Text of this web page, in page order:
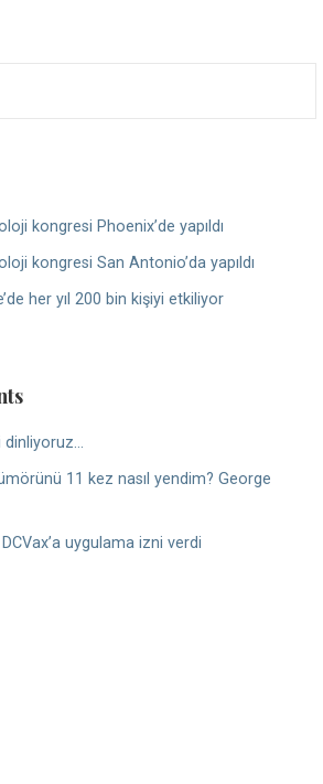
kongresi Phoenix’de yapıldı
kongresi San Antonio’da yapıldı
her yıl 200 bin kişiyi etkiliyor
dinliyoruz…
11 kez nasıl yendim? George
uygulama izni verdi